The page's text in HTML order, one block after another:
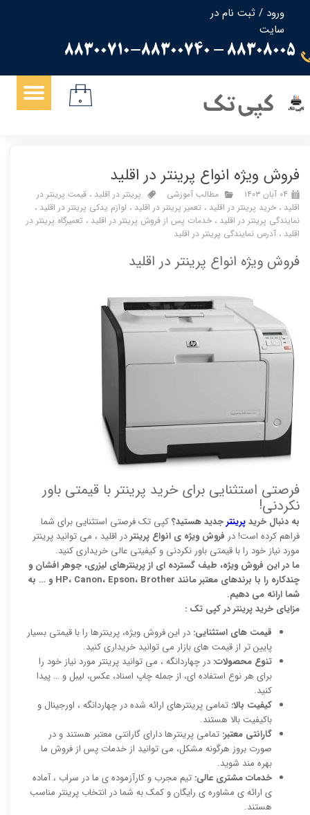
ورود / ثبت نام در
سایت
حساب کاربری من
تغییر گذر واژه
سفارشات
88308005 - 88300710-88300740
کپی تک ۰
فروش ویژه انواع پرینتر در اقلید
۰۴ آبان ۱۴۰۳ مطالب آموزشی پرینتر در اقلید ، قیمت پرینتر در
اقلید ، خرید پرینتر در اقلید ، تعمیر پرینتر در اقلید ، لوازم یدکی پرینتر در اقلید ،
نمایندگی پرینتر در اقلید ، خدمات پس از فروش پرینتر در اقلید ، تعمیرگاه پرینتر در
اقلید ، آدرس نمایندگی پرینتر در اقلید
فروش ویژه انواع پرینتر در اقلید
فرصتی استثنایی برای خرید پرینتر با قیمتی باور
نکردنی!
به دنبال خریدپرینترجدید هستید؟کپی تک فرصتی استثنایی برای شما
فراهم کرده است! در فروش ویژه ی انواع پرینتردر اقلید ، می توانید پرینتر
مورد نیاز خود را با قیمتی باور نکردنی و کیفیتی عالی خریداری کنید.
ما در این فروش ویژه، طیف گسترده ای از پرینترهای لیزری، جوهر افشان و
چندکاره را با برندهای معتبر مانند HP، Canon، Epson، Brother و … به
شما ارائه می دهیم.
مزایای خرید پرینتر در کپی تک :
قیمت های استثنایی: در این فروش ویژه، پرینترها را با قیمتی بسیار
پایین تر از قیمت های بازار می توانید خریداری کنید.
تنوع محصولات: در چهاردانگه ، می توانید پرینتر مورد نیاز خود را
برای هر نوع استفاده ای، از جمله چاپ اسناد، عکس، لیبل و … پیدا
کنید.
کیفیت بالا: تمامی پرینترهای ارائه شده در چهاردانگه ، اورجینال و
باکیفیت بالا هستند.
گارانتی معتبر: تمامی پرینترها دارای گارانتی معتبر هستند و در
صورت بروز هرگونه مشکل، می توانید از خدمات پس از فروش ما
بهره مند شوید.
خدمات مشتری عالی: تیم مجرب و کارآزموده ی ما در سراب ، آماده
ی ارائه ی مشاوره ی رایگان و کمک به شما در انتخاب پرینتر مناسب
هستند.